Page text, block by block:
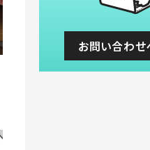
お問い合わ